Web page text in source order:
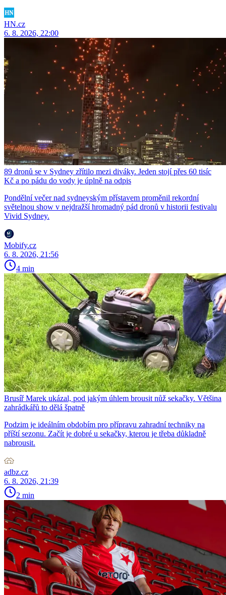
HN.cz
6. 8. 2026, 22:00
89 dronů se v Sydney zřítilo mezi diváky. Jeden stojí přes 60 tisíc
Kč a po pádu do vody je úplně na odpis
Pondělní večer nad sydneyským přístavem proměnil rekordní
světelnou show v nejdražší hromadný pád dronů v historii festivalu
Vivid Sydney.
Mobify.cz
6. 8. 2026, 21:56
4 min
Brusíř Marek ukázal, pod jakým úhlem brousit nůž sekačky. Většina
zahrádkářů to dělá špatně
Podzim je ideálním obdobím pro přípravu zahradní techniky na
příští sezonu. Začít je dobré u sekačky, kterou je třeba důkladně
nabrousit.
adbz.cz
6. 8. 2026, 21:39
2 min